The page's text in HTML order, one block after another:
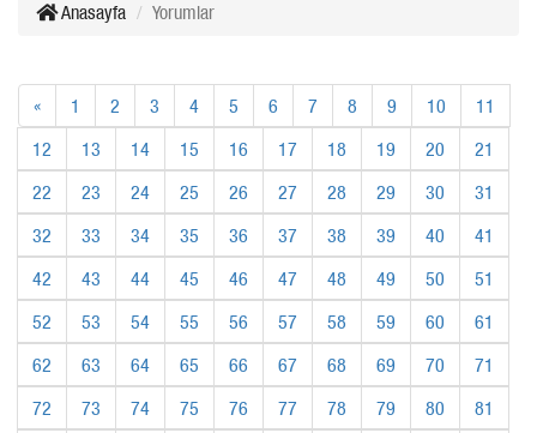
Anasayfa Yorumlar
« 1 2 3 4 5 6 7 8 9 10
11
12
13 14 15 16 17 18 19 20
21
22
23 24 25 26 27 28 29 30
31
32
33 34 35 36 37 38 39 40
41
42
43 44 45 46 47 48 49 50
51
52
53 54 55 56 57 58 59 60
61
62
63 64 65 66 67 68 69 70
71
72
73 74 75 76 77 78 79 80
81